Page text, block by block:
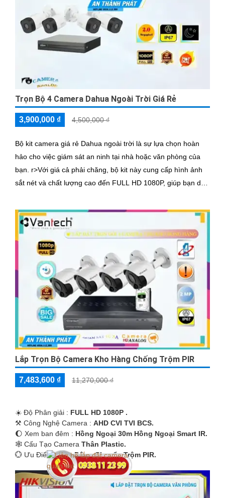
Trọn Bộ 4 Camera Dahua Ngoài Trời Giá Rẻ
3,900,000 ₫ 4,500,000 ₫
Bộ kit camera giá rẻ Dahua ngoài trời là sự lựa chọn hoàn
hảo cho việc giám sát an ninh tại nhà hoặc văn phòng của
bạn. r>Với giá cả phải chăng, bộ kit này cung cấp hình ảnh
sắt nét và chất lượng cao đến FULL HD 1080P, giúp bạn dễ
Lắp Trọn Bộ Camera Kho Hàng Chống Trộm PIR
7,483,600 ₫ 11,270,000 ₫
☀️ Độ Phân giải : FULL HD 1080P .
⚒ Công Nghệ Camera : AHD CVI TVI BCS.
🌔 Xem ban đêm : Hồng Ngoại 30m Hồng Ngoại Smart IR.
🕸️ Cấu Tạo Camera Thân Plastic.
️💮 Ưu Điểm :Báo Động Chuyển Trộm PIR.